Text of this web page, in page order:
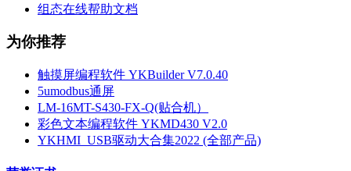
组态在线帮助文档
为你推荐
触摸屏编程软件 YKBuilder V7.0.40
5umodbus通屏
LM-16MT-S430-FX-Q(贴合机）
彩色文本编程软件 YKMD430 V2.0
YKHMI_USB驱动大合集2022 (全部产品)